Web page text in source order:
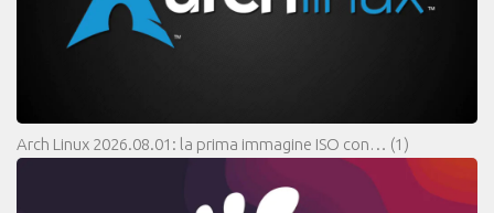
Arch Linux 2026.08.01: la prima immagine ISO con… (1)